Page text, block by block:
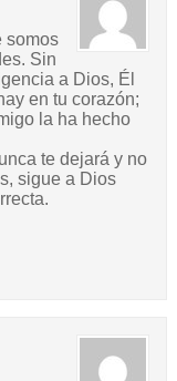
somos
Sin
a Dios, Él
en tu corazón;
la ha hecho
te dejará y no
sigue a Dios